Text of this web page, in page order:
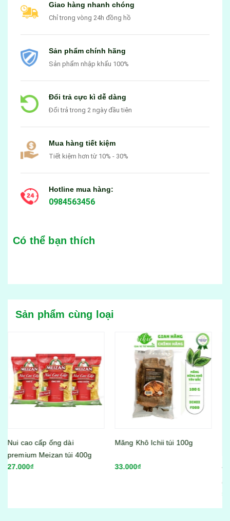
Giao hàng nhanh chóng
Chỉ trong vòng 24h đồng hồ
Sản phẩm chính hãng
Sản phẩm nhập khẩu 100%
Đổi trả cực kì dễ dàng
Đổi trả trong 2 ngày đầu tiên
Mua hàng tiết kiệm
Tiết kiệm hơn từ 10% - 30%
Hotline mua hàng:
0984563456
Có thể bạn thích
Sản phẩm cùng loại
Măng Khô Ichii túi 100g
33.000₫
Viên thả lẩu Lacusina mix vị